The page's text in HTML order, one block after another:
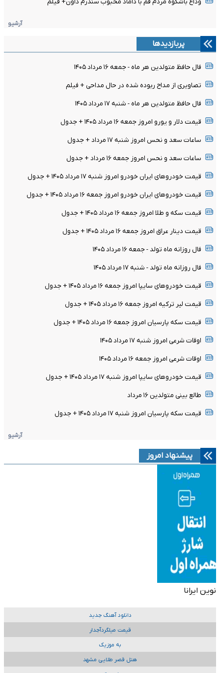
وداع باشکوه مردم قم با داماد محبوب سندرم داون+ فیلم
آرشیو
پربازدیدها
فال حافظ متولدین هر ماه - جمعه ۱۶ مرداد ۱۴۰۵
تصاویری از مداح ربوده شده در حال مداحی + فیلم
فال حافظ متولدین هر ماه - شنبه ۱۷ مرداد ۱۴۰۵
قیمت دلار و یورو امروز جمعه ۱۶ مرداد ۱۴۰۵ + جدول
ساعات سعد و نحس امروز شنبه ۱۷ مرداد + جدول
ساعات سعد و نحس امروز جمعه ۱۶ مرداد + جدول
قیمت خودرو‌های ایران خودرو امروز شنبه ۱۷ مرداد ۱۴۰۵ + جدول
قیمت خودرو‌های ایران خودرو امروز جمعه ۱۶ مرداد ۱۴۰۵ + جدول
قیمت سکه و طلا امروز جمعه ۱۶ مرداد ۱۴۰۵ + جدول
قیمت دینار عراق امروز جمعه ۱۶ مرداد ۱۴۰۵ + جدول
فال روزانه ماه تولد - جمعه ۱۶ مرداد ۱۴۰۵
فال روزانه ماه تولد - شنبه ۱۷ مرداد ۱۴۰۵
قیمت خودرو‌های سایپا امروز جمعه ۱۶ مرداد ۱۴۰۵ + جدول
قیمت لیر ترکیه امروز جمعه ۱۶ مرداد ۱۴۰۵ + جدول
قیمت سکه پارسیان امروز جمعه ۱۶ مرداد ۱۴۰۵ + جدول
اوقات شرعی امروز شنبه ۱۷ مرداد ۱۴۰۵
اوقات شرعی امروز جمعه ۱۶ مرداد ۱۴۰۵
قیمت خودرو‌های سایپا امروز شنبه ۱۷ مرداد ۱۴۰۵ + جدول
طالع بینی متولدین ۱۶ مرداد
قیمت سکه پارسیان امروز شنبه ۱۷ مرداد ۱۴۰۵ + جدول
آرشیو
پیشنهاد امروز
نوین ایرانا
دانلود آهنگ جدید
قیمت میلگردآجدار
به موزیک
هتل قصر طلایی مشهد